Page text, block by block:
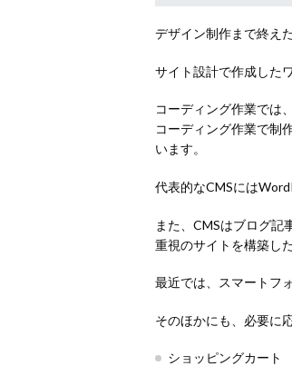
デザイン制作まで終え
サイト設計で作成した
コーディング作業では
コーディング作業で制
います。
代表的なCMSには
また、CMSはブログ
重視のサイトを構築し
最近では、スマートフ
そのほかにも、必要に
ショッピングカート